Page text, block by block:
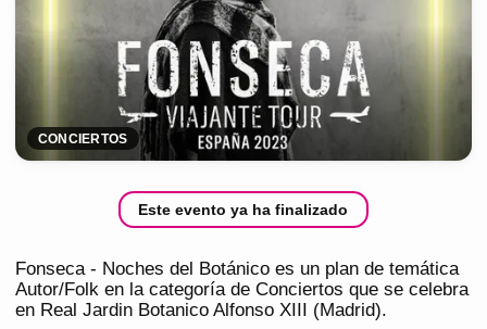
CONCIERTOS
Este evento ya ha finalizado
Fonseca - Noches del Botánico es un plan de temática
Autor/Folk en la categoría de Conciertos que se celebra
en Real Jardin Botanico Alfonso XIII (Madrid).